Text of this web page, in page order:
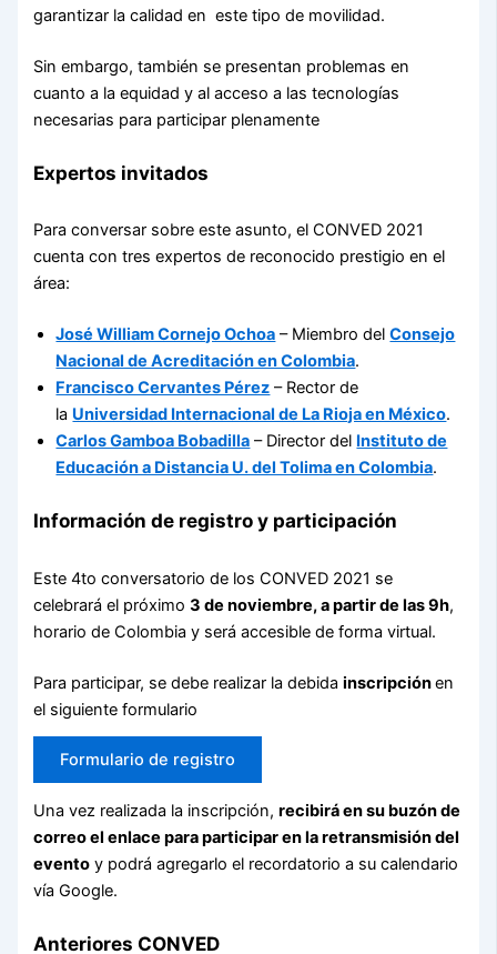
garantizar la calidad en este tipo de movilidad.
Sin embargo, también se presentan problemas en
cuanto a la equidad y al acceso a las tecnologías
necesarias para participar plenamente
Expertos invitados
Para conversar sobre este asunto, el CONVED 2021
cuenta con tres expertos de reconocido prestigio en el
área:
José William Cornejo Ochoa – Miembro delConsejo
Nacional de Acreditación en Colombia.
Francisco Cervantes Pérez – Rector de
la Universidad Internacional de La Rioja en México.
Carlos Gamboa Bobadilla – Director del Instituto de
Educación a Distancia U. del Tolima en Colombia.
Información de registro y participación
Este 4to conversatorio de los CONVED 2021 se
celebrará el próximo3 de noviembre, a partir de las 9h,
horario de Colombia y será accesible de forma virtual.
Para participar, se debe realizar la debidainscripciónen
el siguiente formulario
Formulario de registro
Una vez realizada la inscripción,recibirá en su buzón de
correo el enlace para participar en la retransmisión del
evento y podrá agregarlo el recordatorio a su calendario
vía Google.
Anteriores CONVED